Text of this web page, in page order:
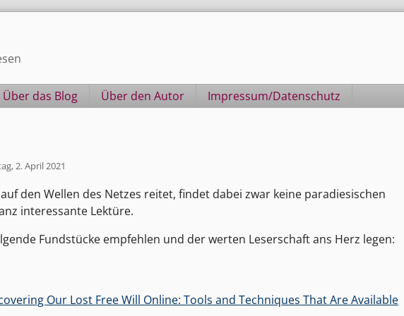
Über das Blog Über den Autor Impressum/Datenschutz
2. April 2021
den Wellen des Netzes reitet, findet dabei zwar keine paradiesischen
interessante Lektüre.
Fundstücke empfehlen und der werten Leserschaft ans Herz legen:
Our Lost Free Will Online: Tools and Techniques That Are Available